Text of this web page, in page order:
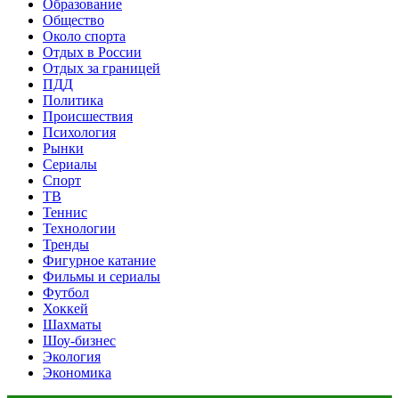
Образование
Общество
Около спорта
Отдых в России
Отдых за границей
ПДД
Политика
Происшествия
Психология
Рынки
Сериалы
Спорт
ТВ
Теннис
Технологии
Тренды
Фигурное катание
Фильмы и сериалы
Футбол
Хоккей
Шахматы
Шоу-бизнес
Экология
Экономика